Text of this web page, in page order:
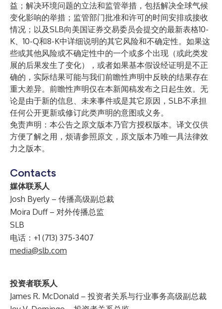
益；解决环境问题的立法和监管举措，包括解决全球气候
变化影响的举措；监管部门批准和许可的时间安排或接收
情况；以及SLB向美国证券交易委员会提交的最新表格10-
K、10-Q和8-K中详细说明的其它风险和不确定性。如果这
些或其他风险或不确定性中的一个或多个出现（或此类发
展的后果发生了变化），或者如果基本假设经证明是不正
确的，实际结果可能与我们前瞻性声明中反映的结果存在
重大差异。前瞻性声明仅在本新闻稿发布之日起生效。无
论是由于新的信息、未来事件或是其它原因，SLB不承担
任何公开更新或修订此类声明的意图或义务。
免责声明：本公告之原文版本乃官方授权版本。译文仅供
方便了解之用，烦请参照原文，原文版本乃唯一具法律效
力之版本。
Contacts
媒体联系人
Josh Byerly – 传播高级副总裁
Moira Duff – 对外传播总监
SLB
电话：+1 (713) 375-3407
media@slb.com
投资者联系人
James R. McDonald – 投资者关系与行业事务高级副总裁